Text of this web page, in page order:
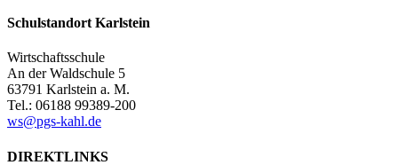
Schulstandort Karlstein
Wirtschaftsschule
An der Waldschule 5
63791 Karlstein a. M.
Tel.: 06188 99389-200
ws@pgs-kahl.de
DIREKTLINKS